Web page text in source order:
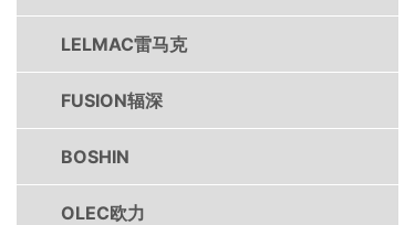
LELMAC雷马克
FUSION辐深
BOSHIN
OLEC欧力